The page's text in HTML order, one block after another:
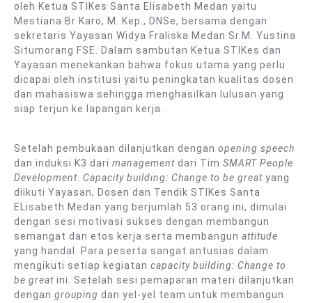
oleh Ketua STIKes Santa Elisabeth Medan yaitu
Mestiana Br Karo, M. Kep., DNSe, bersama dengan
sekretaris Yayasan Widya Fraliska Medan Sr.M. Yustina
Situmorang FSE. Dalam sambutan Ketua STIKes dan
Yayasan menekankan bahwa fokus utama yang perlu
dicapai oleh institusi yaitu peningkatan kualitas dosen
dan mahasiswa sehingga menghasilkan lulusan yang
siap terjun ke lapangan kerja.
Setelah pembukaan dilanjutkan dengan opening speech
dan induksi K3 dari management dari Tim SMART People
Development Capacity building: Change to be great yang
diikuti Yayasan, Dosen dan Tendik STIKes Santa
ELisabeth Medan yang berjumlah 53 orang ini, dimulai
dengan sesi motivasi sukses dengan membangun
semangat dan etos kerja serta membangun attitude
yang handal. Para peserta sangat antusias dalam
mengikuti setiap kegiatan capacity building: Change to
be great ini. Setelah sesi pemaparan materi dilanjutkan
dengan grouping dan yel-yel team untuk membangun